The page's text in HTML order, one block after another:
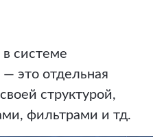
системе
— это отдельная
структурой,
фильтрами и тд.